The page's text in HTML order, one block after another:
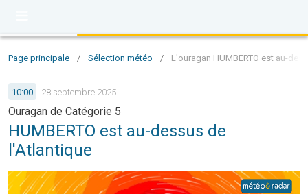
Page principale / Sélection météo / L'ouragan HUMBERTO est au-
10:00 28 septembre 2025
Ouragan de Catégorie 5
HUMBERTO est au-dessus de
l'Atlantique